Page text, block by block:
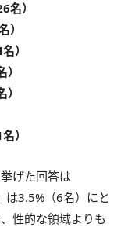
名）
）
）
）
げた回答は
は3.5%（6名）にと
性的な領域よりも